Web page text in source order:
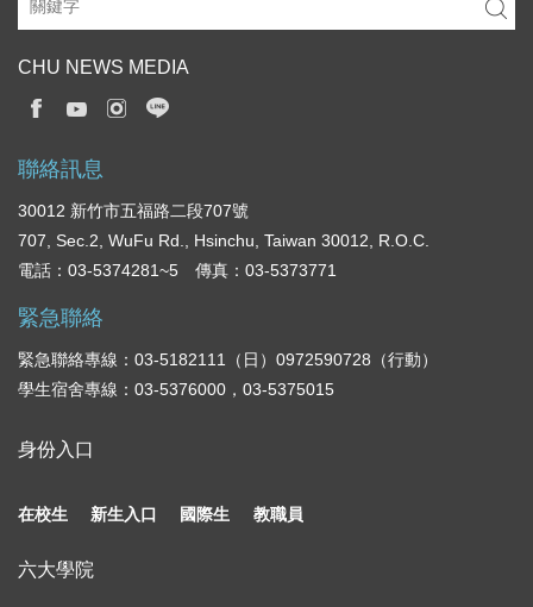
CHU NEWS MEDIA
聯絡訊息
30012 新竹市五福路二段707號
707, Sec.2, WuFu Rd., Hsinchu, Taiwan 30012, R.O.C.
電話：03-5374281~5 傳真：03-5373771
緊急聯絡
緊急聯絡專線：03-5182111（日）0972590728（行動）
學生宿舍專線：03-5376000，03-5375015
身份入口
在校生 新生入口 國際生 教職員
六大學院